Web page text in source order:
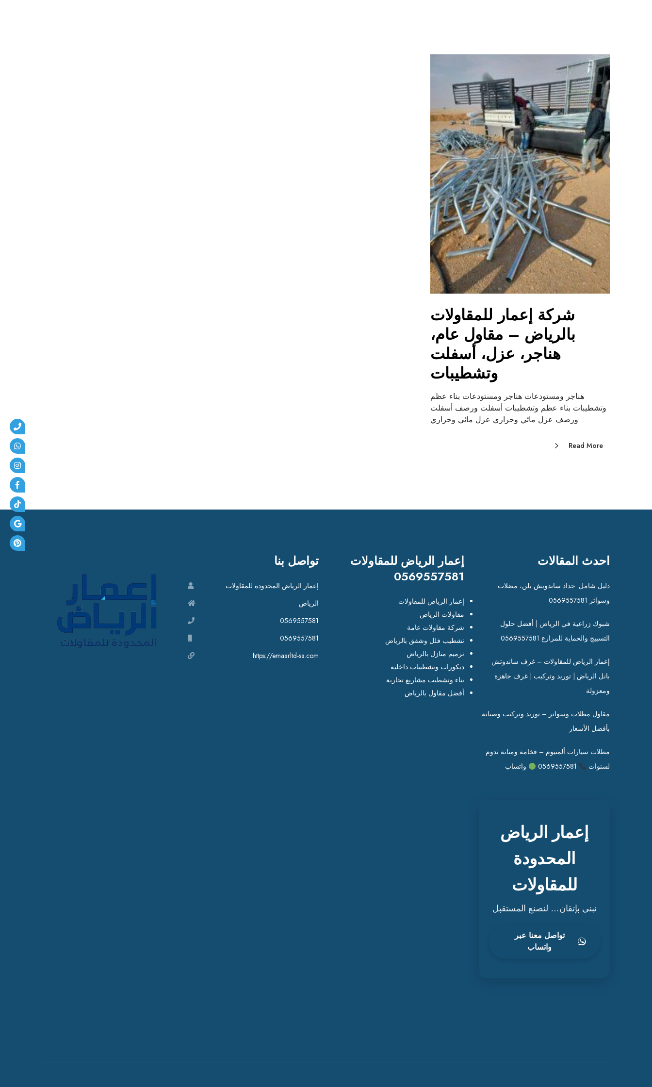
شركة إعمار للمقاولات
بالرياض – مقاول عام،
هناجر، عزل، أسفلت
وتشطيبات
هناجر ومستودعات هناجر ومستودعات بناء عظم
وتشطيبات بناء عظم وتشطيبات أسفلت ورصف أسفلت
ورصف عزل مائي وحراري عزل مائي وحراري
Read More
احدث المقالات
دليل شامل: حداد ساندويش بلن، مضلات
وسواتر 0569557581
شبوك زراعية في الرياض | أفضل حلول
التسييج والحماية للمزارع 0569557581
إعمار الرياض للمقاولات – غرف ساندوتش
بانل الرياض | توريد وتركيب | غرف جاهزة
ومعزولة
مقاول مظلات وسواتر – توريد وتركيب وصيانة
بأفضل الأسعار
مظلات سيارات ألمنيوم – فخامة ومتانة تدوم
لسنوات
واتساب
إعمار الرياض
المحدودة
للمقاولات
نبني بإتقان… لنصنع المستقبل
تواصل معنا عبر
واتساب
إعمار الرياض للمقاولات
0569557581
إعمار الرياض للمقاولات
مقاولات الرياض
شركة مقاولات عامة
تشطيب فلل وشقق بالرياض
ترميم منازل بالرياض
ديكورات وتشطيبات داخلية
بناء وتشطيب مشاريع تجارية
أفضل مقاول بالرياض
تواصل بنا
إعمار الرياض المحدودة للمقاولات
الرياض
0569557581
0569557581
https://emaarltd-sa.com